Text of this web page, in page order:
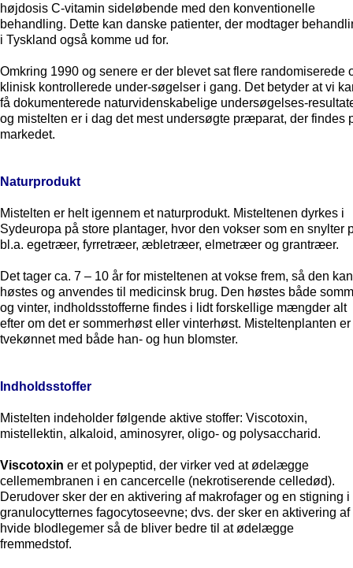
højdosis C-vitamin sideløbende med den konventionelle
behandling. Dette kan danske patienter, der modtager
i Tyskland også komme ud for.
Omkring 1990 og senere er der blevet sat flere randomiserede
klinisk kontrollerede under-søgelser i gang. Det betyder at vi
få dokumenterede naturvidenskabelige undersøgelses-
og mistelten er i dag det mest undersøgte præparat, der findes
markedet.
Naturprodukt
Mistelten er helt igennem et naturprodukt. Misteltenen dyrkes i
Sydeuropa på store plantager, hvor den vokser som en snylter
bl.a. egetræer, fyrretræer, æbletræer, elmetræer og grantræer.
Det tager ca. 7 – 10 år for misteltenen at vokse frem, så den kan
høstes og anvendes til medicinsk brug. Den høstes både
og vinter, indholdsstofferne findes i lidt forskellige mængder alt
efter om det er sommerhøst eller vinterhøst. Misteltenplanten er
tvekønnet med både han- og hun blomster.
Indholdsstoffer
Mistelten indeholder følgende aktive stoffer: Viscotoxin,
mistellektin, alkaloid, aminosyrer, oligo- og polysaccharid.
Viscotoxin er et polypeptid, der virker ved at ødelægge
cellemembranen i en cancercelle (nekrotiserende celledød).
Derudover sker der en aktivering af makrofager og en stigning i
granulocytternes fagocytoseevne; dvs. der sker en aktivering af
hvide blodlegemer så de bliver bedre til at ødelægge
fremmedstof.